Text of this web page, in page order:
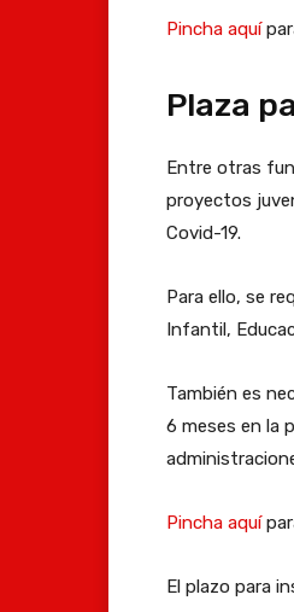
Pincha aquí
Plaza
Entre otras
proyectos
Covid-19.
Para ello, se
Infantil,
También es
6 meses en la
Pincha aquí
El plazo para